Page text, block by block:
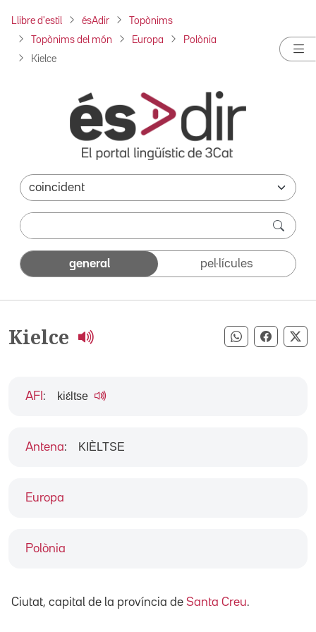
Llibre d'estil ésAdir Topònims
Topònims del món Europa Polònia
Kielce
general pel·lícules
Kielce Compartir
Europa
Polònia
AFI : kiɛ́ltse
Antena: KIÈLTSE
Ciutat, capital de la província de Santa Creu.